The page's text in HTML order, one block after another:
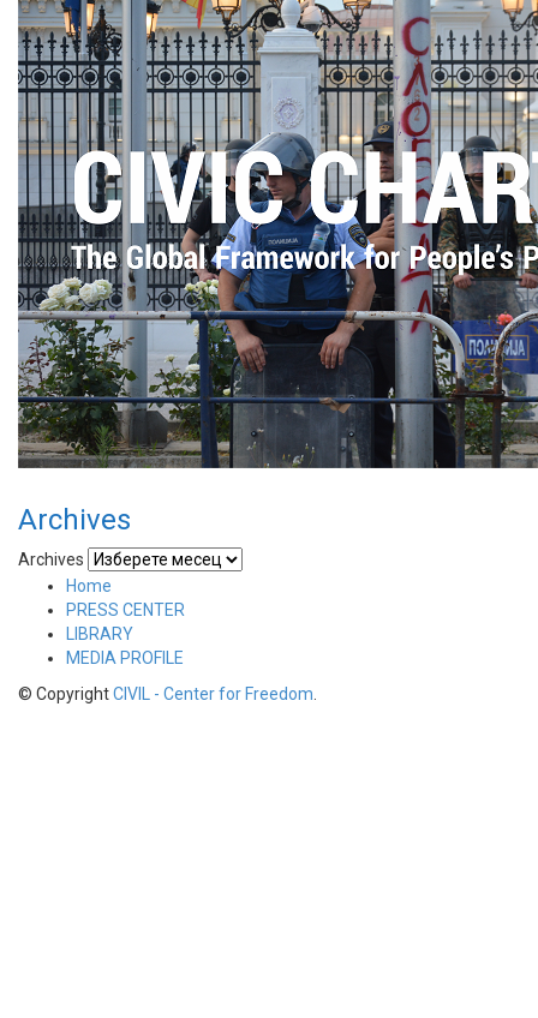
Archives
Archives
Home
PRESS CENTER
LIBRARY
MEDIA PROFILE
© CopyrightCIVIL - Center for Freedom.